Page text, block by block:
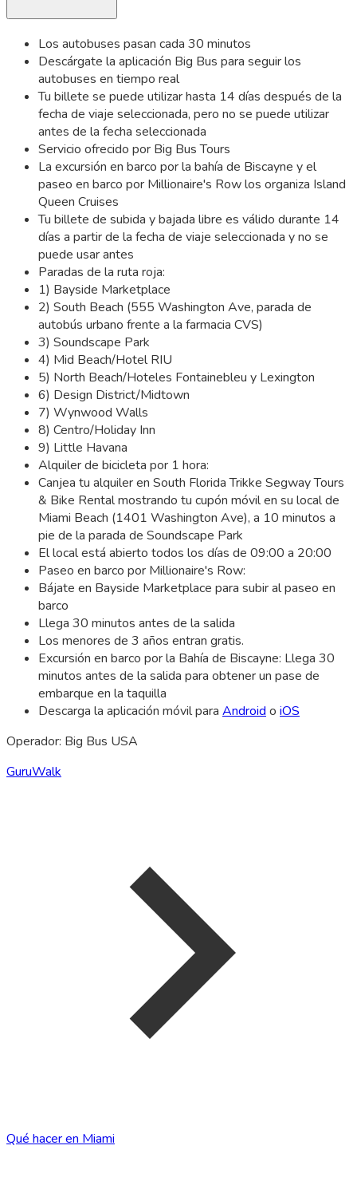
Los autobuses pasan cada 30 minutos
Descárgate la aplicación Big Bus para seguir los
autobuses en tiempo real
Tu billete se puede utilizar hasta 14 días después de la
fecha de viaje seleccionada, pero no se puede utilizar
antes de la fecha seleccionada
Servicio ofrecido por Big Bus Tours
La excursión en barco por la bahía de Biscayne y el
paseo en barco por Millionaire's Row los organiza Island
Queen Cruises
Tu billete de subida y bajada libre es válido durante 14
días a partir de la fecha de viaje seleccionada y no se
puede usar antes
Paradas de la ruta roja:
1) Bayside Marketplace
2) South Beach (555 Washington Ave, parada de
autobús urbano frente a la farmacia CVS)
3) Soundscape Park
4) Mid Beach/Hotel RIU
5) North Beach/Hoteles Fontainebleu y Lexington
6) Design District/Midtown
7) Wynwood Walls
8) Centro/Holiday Inn
9) Little Havana
Alquiler de bicicleta por 1 hora:
Canjea tu alquiler en South Florida Trikke Segway Tours
& Bike Rental mostrando tu cupón móvil en su local de
Miami Beach (1401 Washington Ave), a 10 minutos a
pie de la parada de Soundscape Park
El local está abierto todos los días de 09:00 a 20:00
Paseo en barco por Millionaire's Row:
Bájate en Bayside Marketplace para subir al paseo en
barco
Llega 30 minutos antes de la salida
Los menores de 3 años entran gratis.
Excursión en barco por la Bahía de Biscayne: Llega 30
minutos antes de la salida para obtener un pase de
embarque en la taquilla
Descarga la aplicación móvil para Android o iOS
Operador: Big Bus USA
GuruWalk
Qué hacer en Miami